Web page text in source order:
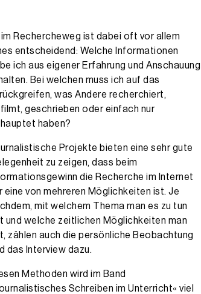
Rechercheweg ist dabei oft vor allem
entscheidend: Welche Informationen
ich aus eigener Erfahrung und Anschauung
Bei welchen muss ich auf das
was Andere recherchiert,
geschrieben oder einfach nur
haben?
Projekte bieten eine sehr gute
zu zeigen, dass beim
die Recherche im Internet
eine von mehreren Möglichkeiten ist. Je
mit welchem Thema man es zu tun
und welche zeitlichen Möglichkeiten man
zählen auch die persönliche Beobachtung
das Interview dazu.
Methoden wird im Band
Schreiben im Unterricht« viel